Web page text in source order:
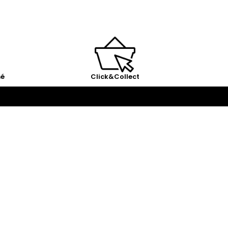
Click&Collect